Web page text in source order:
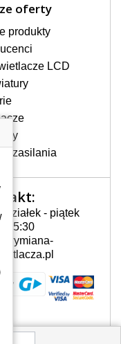
np.
ciemny
przez
posiadamy
jakości
klasy A+ bez
EKRAN
do
którego
naklejce
bywa
lub
w
oferty
produkty
LCD
zasilania
- piątek
- 15:30